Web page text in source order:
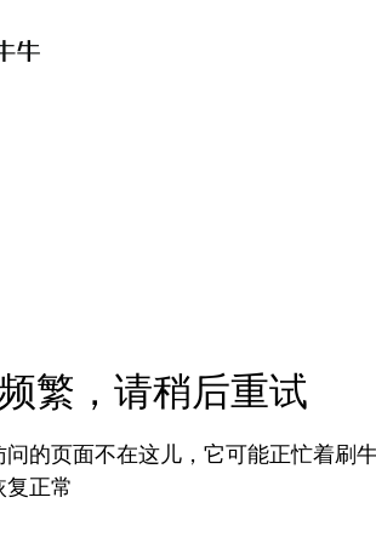
繁，请稍后重试
问的页面不在这儿，它可能正忙着刷
复正常